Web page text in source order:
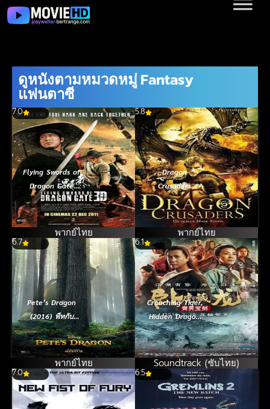
ดูหนังตามหมวดหมู่ Fantasy
แฟนตาซี
7.0
Flying Swords of
Dragon Gate
(2011) พยัคฆ์
ตะลุยพยัคฆ์
พากย์ไทย
5.8
Dragon
Crusaders
(2011) ศึกอัศวิน
ล้างคำสาปมังกร
พากย์ไทย
6.7
Pete’s Dragon
(2016) พีทกับ
มังกรมหัศจรรย์
พากย์ไทย
6.1
Crouching Tiger,
Hidden Dragon
2 Sword of
Destiny (2016)
พยัคฆ์ระห่ำ มังกร
ผยองโลก 2 (ซับ
ไทย)
Soundtrack (ซับไทย)
7.0 6.5